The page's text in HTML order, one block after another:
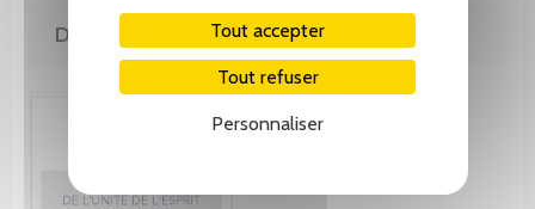
Tout accepter
Tout refuser
Personnaliser
DE MÊME AUTEUR(E)